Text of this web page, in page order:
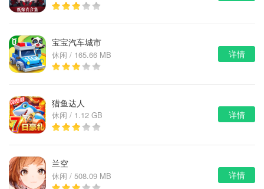
宝宝汽车城市
休闲 / 165.66 MB 详情
猎鱼达人
休闲 / 1.12 GB 详情
兰空
休闲 / 508.09 MB 详情